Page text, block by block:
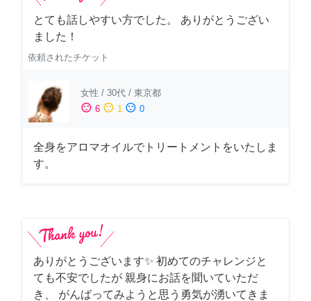
とても話しやすい方でした。 ありがとうござい
ました！
依頼されたチケット
女性 / 30代 / 東京都
sentiment_satisfied 6 sentiment_neutral 1 sentiment_dissatisfied 0
全身をアロマオイルでトリートメントをいたしま
す。
ありがとうございます✨ 初めてのチャレンジと
ても不安でしたが 親身にお話を聞いていただ
き、 がんばってみようと思う勇気が湧いてきま